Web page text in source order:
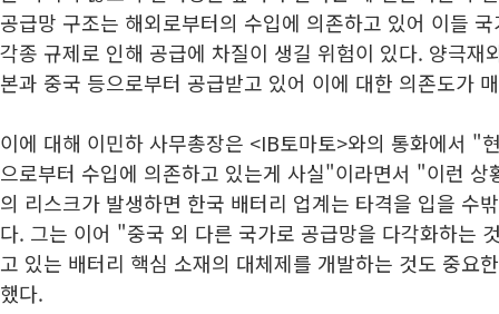
공급망 구조는 해외로부터의 수입에 의존하고 있어 이들
각종 규제로 인해 공급에 차질이 생길 위험이 있다. 양극재
본과 중국 등으로부터 공급받고 있어 이에 대한 의존도가
이에 대해 이민하 사무총장은 <IB토마토>와의 통화에서 "
으로부터 수입에 의존하고 있는게 사실"이라면서 "이런 상
의 리스크가 발생하면 한국 배터리 업계는 타격을 입을 수
다. 그는 이어 "중국 외 다른 국가로 공급망을 다각화하는
고 있는 배터리 핵심 소재의 대체제를 개발하는 것도 중요
했다.